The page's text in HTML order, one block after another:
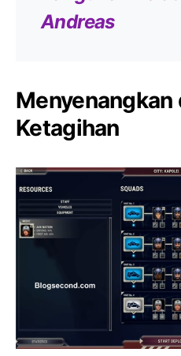
Andreas
Ketagihan